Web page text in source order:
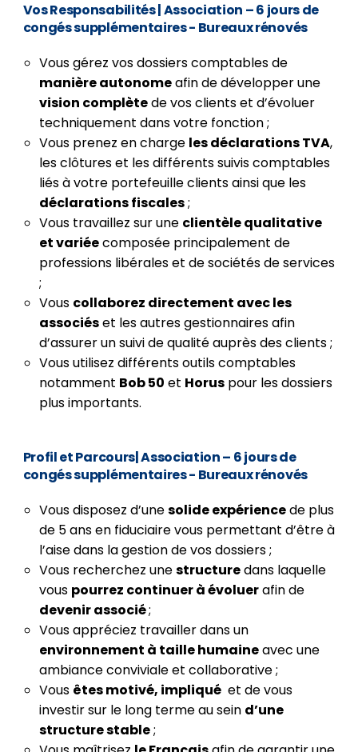
Vos Responsabilités|Association – 6 jours de
congés supplémentaires - Bureaux rénovés
Vous gérez vos dossiers comptables de
manière autonomeafin de développer une
vision complètede vos clients et d’évoluer
techniquement dans votre fonction ;
Vous prenez en charge les déclarations TVA,
les clôtures et les différents suivis comptables
liés à votre portefeuille clients ainsi que les
déclarations fiscales;
Vous travaillez sur une clientèle qualitative
et variéecomposée principalement de
professions libérales et de sociétés de services
;
Vous collaborez directement avec les
associéset les autres gestionnaires afin
d’assurer un suivi de qualité auprès des clients ;
Vous utilisez différents outils comptables
notamment Bob 50 et Horuspour les dossiers
plus importants.
Profil et Parcours|Association – 6 jours de
congés supplémentaires - Bureaux rénovés
Vous disposez d’unesolide expériencede plus
de 5 ans en fiduciaire vous permettant d’être à
l’aise dans la gestion de vos dossiers ;
Vous recherchez unestructuredans laquelle
vous pourrez continuer à évoluerafin de
devenir associé;
Vous appréciez travailler dans un
environnement à taille humaineavec une
ambiance conviviale et collaborative ;
Vous êtes motivé, impliquéet de vous
investir sur le long terme au sein d’une
structure stable;